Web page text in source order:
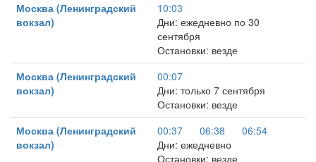
Москва (Ленинградский
вокзал)
10:03
Дни: ежедневно по 30
сентября
Остановки: везде
Москва (Ленинградский
вокзал)
00:07
Дни: только 7 сентября
Остановки: везде
Москва (Ленинградский
вокзал)
00:37 06:38
06:54
Дни: ежедневно
Остановки: везде